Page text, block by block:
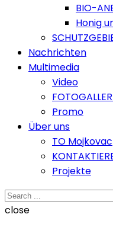
BIO-
Honig
Nachrichten
Multimedia
Video
Promo
Über uns
TO Mojkovac
Projekte
close